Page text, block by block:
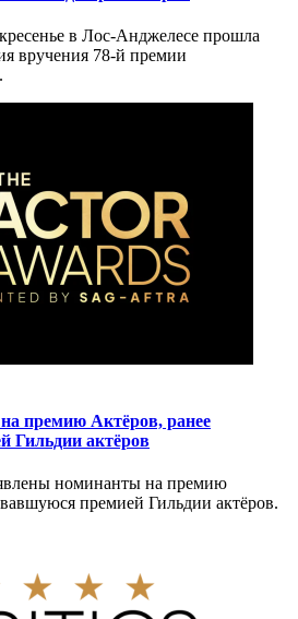
в Лос-Анджелесе прошла
вручения 78-й премии
премию Актёров, ранее
Гильдии актёров
номинанты на премию
премией Гильдии актёров.